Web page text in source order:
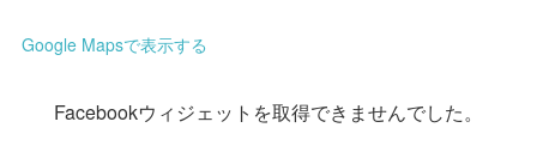
Google Mapsで表示する
Facebookウィジェットを取得できませんでした。